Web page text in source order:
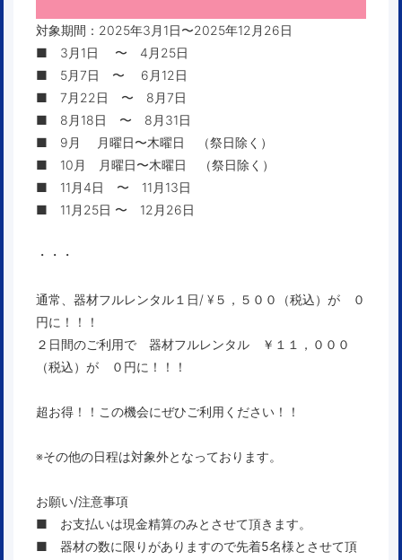
対象期間：2025年3月1日〜2025年12月26日
■ 3月1日 〜 4月25日
■ 5月7日 〜 6月12日
■ 7月22日 〜 8月7日
■ 8月18日 〜 8月31日
■ 9月 月曜日〜木曜日 （祭日除く）
■ 10月 月曜日〜木曜日 （祭日除く）
■ 11月4日 〜 11月13日
■ 11月25日 〜 12月26日
・・・
通常、器材フルレンタル１日/ ¥５，５００（税込）が ０
円に！！！
２日間のご利用で 器材フルレンタル ￥１１，０００
（税込）が ０円に！！！
超お得！！この機会にぜひご利用ください！！
※その他の日程は対象外となっております。
お願い/注意事項
■ お支払いは現金精算のみとさせて頂きます。
■ 器材の数に限りがありますので先着5名様とさせて頂